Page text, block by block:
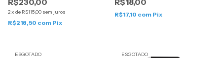
R$230,00
2x de R$115,00 sem juros
R$218,50 com Pix
R$18,00
R$17,10 com Pix
ESGOTADO ESGOTADO